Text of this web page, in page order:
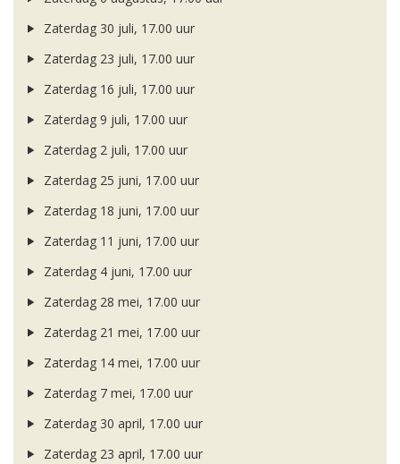
Zaterdag 30 juli, 17.00 uur
Zaterdag 23 juli, 17.00 uur
Zaterdag 16 juli, 17.00 uur
Zaterdag 9 juli, 17.00 uur
Zaterdag 2 juli, 17.00 uur
Zaterdag 25 juni, 17.00 uur
Zaterdag 18 juni, 17.00 uur
Zaterdag 11 juni, 17.00 uur
Zaterdag 4 juni, 17.00 uur
Zaterdag 28 mei, 17.00 uur
Zaterdag 21 mei, 17.00 uur
Zaterdag 14 mei, 17.00 uur
Zaterdag 7 mei, 17.00 uur
Zaterdag 30 april, 17.00 uur
Zaterdag 23 april, 17.00 uur